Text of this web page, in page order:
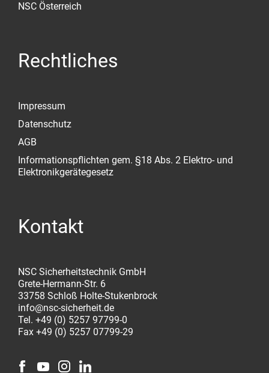
NSC Österreich
Rechtliches
Impressum
Datenschutz
AGB
Informationspflichten gem. §18 Abs. 2 Elektro- und
Elektronikgerätegesetz
Kontakt
NSC Sicherheitstechnik GmbH
Grete-Hermann-Str. 6
33758 Schloß Holte-Stukenbrock
info@nsc-sicherheit.de
Tel. +49 (0) 5257 97799-0
Fax +49 (0) 5257 07799-29